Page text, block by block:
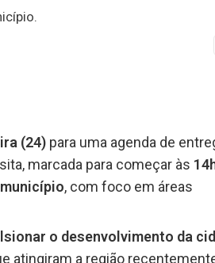
(24) para uma agenda de
marcada para começar às
, com foco em áreas
o desenvolvimento da
atingiram a região